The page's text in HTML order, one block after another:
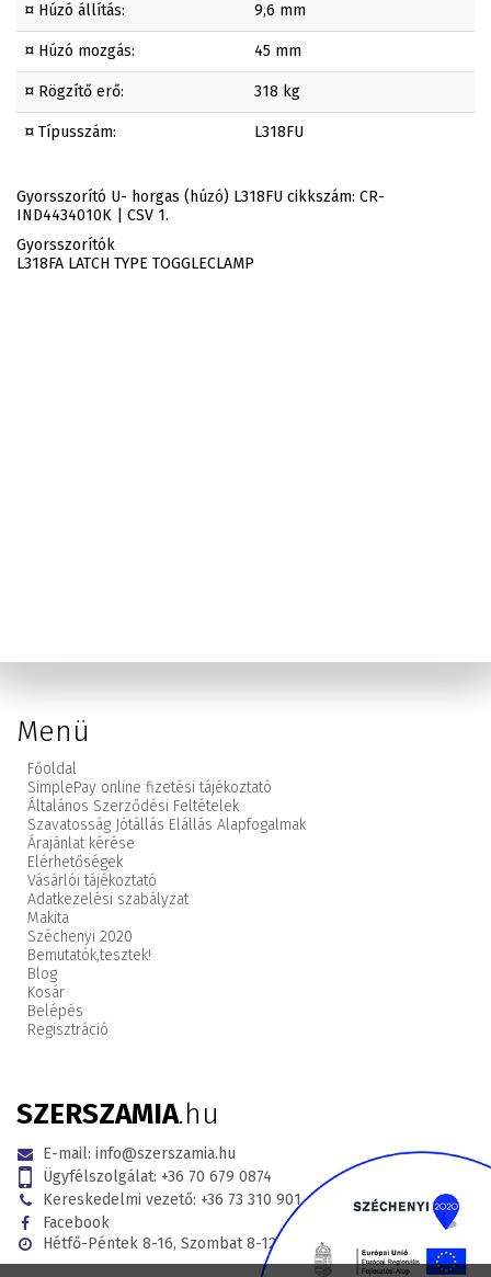
¤ Húzó állítás: 9,6 mm
¤ Húzó mozgás: 45 mm
¤ Rögzítő erő: 318 kg
¤ Típusszám: L318FU
Gyorsszorító U- horgas (húzó) L318FU cikkszám: CR-
IND4434010K | CSV 1.
Gyorsszorítók
L318FA LATCH TYPE TOGGLECLAMP
Menü
Főoldal
SimplePay online fizetési tájékoztató
Általános Szerződési Feltételek
Szavatosság Jótállás Elállás Alapfogalmak
Árajánlat kérése
Elérhetőségek
Vásárlói tájékoztató
Adatkezelési szabályzat
Makita
Széchenyi 2020
Bemutatók,tesztek!
Blog
Kosár
Belépés
Regisztráció
SZERSZAMIA.hu
E-mail: info@szerszamia.hu
Ügyfélszolgálat: +36 70 679 0874
Kereskedelmi vezető: +36 73 310 901
Facebook
Hétfő-Péntek 8-16, Szombat 8-12